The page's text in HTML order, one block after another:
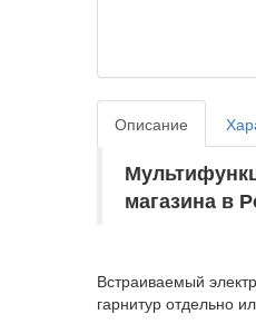
Описание
магазина в
Встраиваемый
гарнитур отдельно